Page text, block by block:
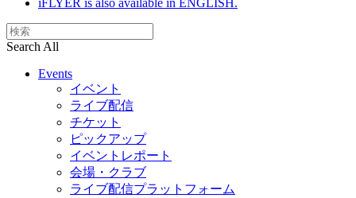
iFLYER is also available in ENGLISH.
Search All
Events
イベント
ライブ配信
チケット
ピックアップ
イベントレポート
会場・クラブ
ライブ配信プラットフォーム